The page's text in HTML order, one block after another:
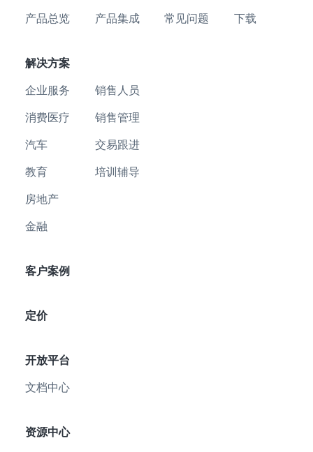
产品总览 产品集成 常见问题 下载
解决方案
企业服务
消费医疗
汽车
教育
房地产
金融
销售人员
销售管理
交易跟进
培训辅导
客户案例
定价
开放平台
文档中心
资源中心